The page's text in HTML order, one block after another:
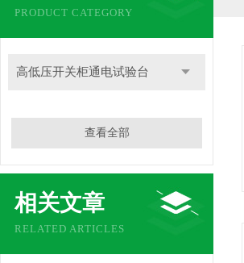
PRODUCT CATEGORY
高低压开关柜通电试验台
查看全部
相关文章
RELATED ARTICLES